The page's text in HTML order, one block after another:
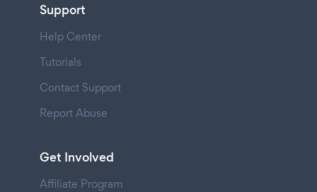
Support
Help Center
Tutorials
Contact Support
Report Abuse
Get Involved
Affiliate Program